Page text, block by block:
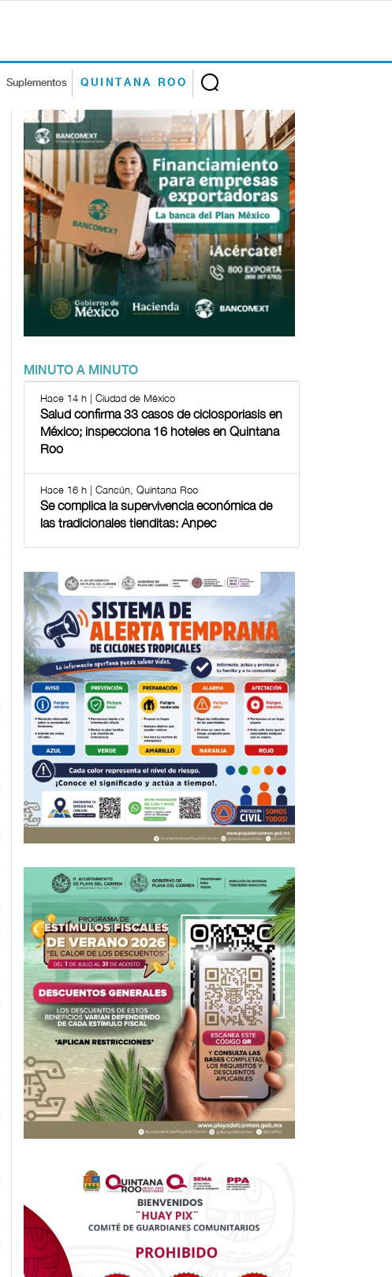
Suplementos QUINTANA ROO
MINUTO A MINUTO
Hace 14 h | Ciudad de México
Salud confirma 33 casos de ciclosporiasis en
México; inspecciona 16 hoteles en Quintana
Roo
Hace 16 h | Cancún, Quintana Roo
Se complica la supervivencia económica de
las tradicionales tienditas: Anpec